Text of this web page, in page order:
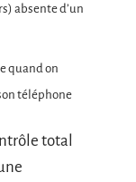
absente d’un
quand on
téléphone
total